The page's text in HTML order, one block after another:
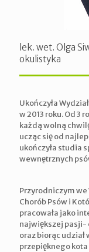
lek. wet. Olga
okulistyka
Ukończyła
w 2013 roku. Od 3
każdą wolną
ucząc się od
ukończyła studia
wewnętrznych
Przyrodniczym we
Chorób Psów i
pracowała jako
największej pasji-
oraz biorąc udział
przepięknego